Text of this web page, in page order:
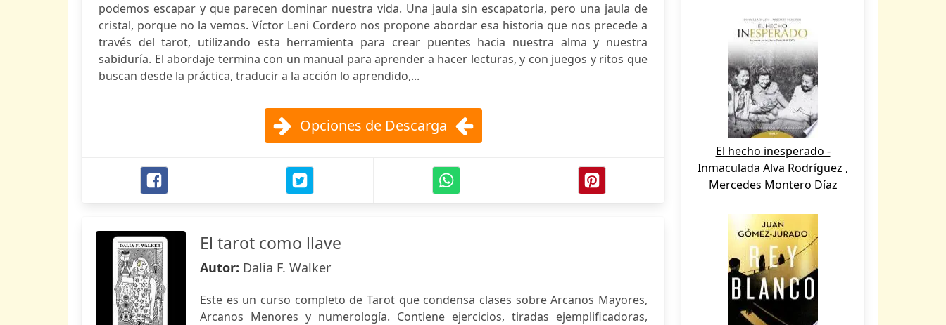
podemos escapar y que parecen dominar nuestra vida. Una jaula sin escapatoria, pero una jaula de
cristal, porque no la vemos. Víctor Leni Cordero nos propone abordar esa historia que nos precede a
través del tarot, utilizando esta herramienta para crear puentes hacia nuestra alma y nuestra
sabiduría. El abordaje termina con un manual para aprender a hacer lecturas, y con juegos y ritos que
buscan desde la práctica, traducir a la acción lo aprendido,...
Opciones de Descarga
El tarot como llave
Autor: Dalia F. Walker
Este es un curso completo de Tarot que condensa clases sobre Arcanos Mayores,
Arcanos Menores y numerología. Contiene ejercicios, tiradas ejemplificadoras,
El hecho inesperado -
Inmaculada Alva Rodríguez ,
Mercedes Montero Díaz